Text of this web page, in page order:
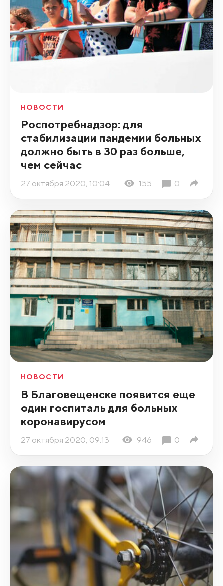
НОВОСТИ
Роспотребнадзор: для
стабилизации пандемии больных
должно быть в 30 раз больше,
чем сейчас
27 октября 2020, 10:04 155 0
НОВОСТИ
В Благовещенске появится еще
один госпиталь для больных
коронавирусом
27 октября 2020, 09:13 946 0